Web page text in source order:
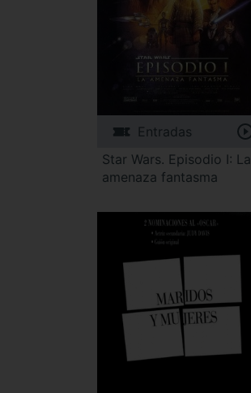
Entradas
Star Wars. Episodio I: La
amenaza fantasma